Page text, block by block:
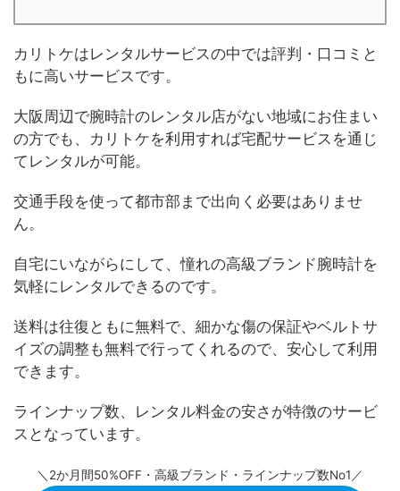
カリトケはレンタルサービスの中では評判・口コミと
もに高いサービスです。
大阪周辺で腕時計のレンタル店がない地域にお住まい
の方でも、カリトケを利用すれば宅配サービスを通じ
てレンタルが可能。
交通手段を使って都市部まで出向く必要はありませ
ん。
自宅にいながらにして、憧れの高級ブランド腕時計を
気軽にレンタルできるのです。
送料は往復ともに無料で、細かな傷の保証やベルトサ
イズの調整も無料で行ってくれるので、安心して利用
できます。
ラインナップ数、レンタル料金の安さが特徴のサービ
スとなっています。
＼2か月間50%OFF・高級ブランド・ラインナップ数No1／